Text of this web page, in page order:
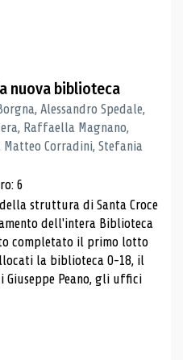
nuova biblioteca
Alessandro Spedale,
Raffaella Magnano,
Matteo Corradini, Stefania
6
struttura di Santa Croce
dell'intera Biblioteca
completato il primo lotto
la biblioteca 0-18, il
Peano, gli uffici